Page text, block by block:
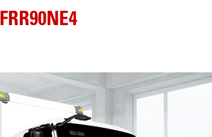
FRR90NE4